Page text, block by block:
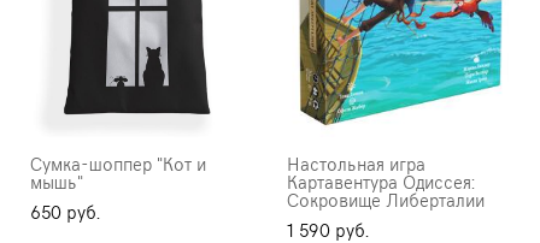
Сумка-шоппер "Кот и
мышь"
650 pуб.
Настольная игра
Картавентура Одиссея:
Сокровище Либерталии
1 590 pуб.